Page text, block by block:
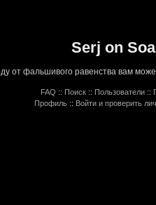
Serj on
от фальшивого равенства вам
FAQ :: Поиск :: Пользователи ::
Профиль :: Войти и проверить